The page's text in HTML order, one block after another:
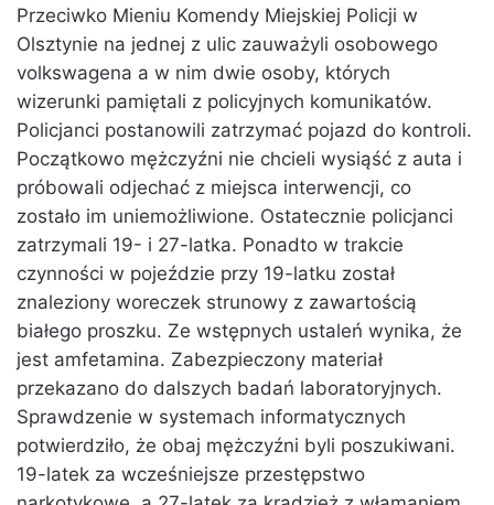
Przeciwko Mieniu Komendy Miejskiej Policji w
Olsztynie na jednej z ulic zauważyli osobowego
volkswagena a w nim dwie osoby, których
wizerunki pamiętali z policyjnych komunikatów.
Policjanci postanowili zatrzymać pojazd do kontroli.
Początkowo mężczyźni nie chcieli wysiąść z auta i
próbowali odjechać z miejsca interwencji, co
zostało im uniemożliwione. Ostatecznie policjanci
zatrzymali 19- i 27-latka. Ponadto w trakcie
czynności w pojeździe przy 19-latku został
znaleziony woreczek strunowy z zawartością
białego proszku. Ze wstępnych ustaleń wynika, że
jest amfetamina. Zabezpieczony materiał
przekazano do dalszych badań laboratoryjnych.
Sprawdzenie w systemach informatycznych
potwierdziło, że obaj mężczyźni byli poszukiwani.
19-latek za wcześniejsze przestępstwo